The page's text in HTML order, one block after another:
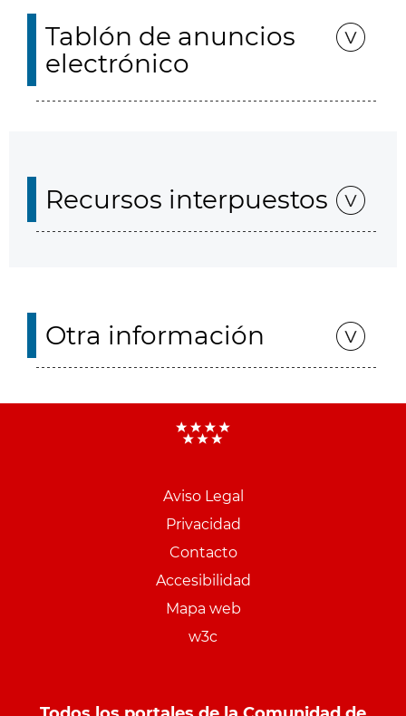
Tablón de anuncios
electrónico
Recursos interpuestos
Otra información
Aviso Legal
Privacidad
Contacto
Accesibilidad
Mapa web
w3c